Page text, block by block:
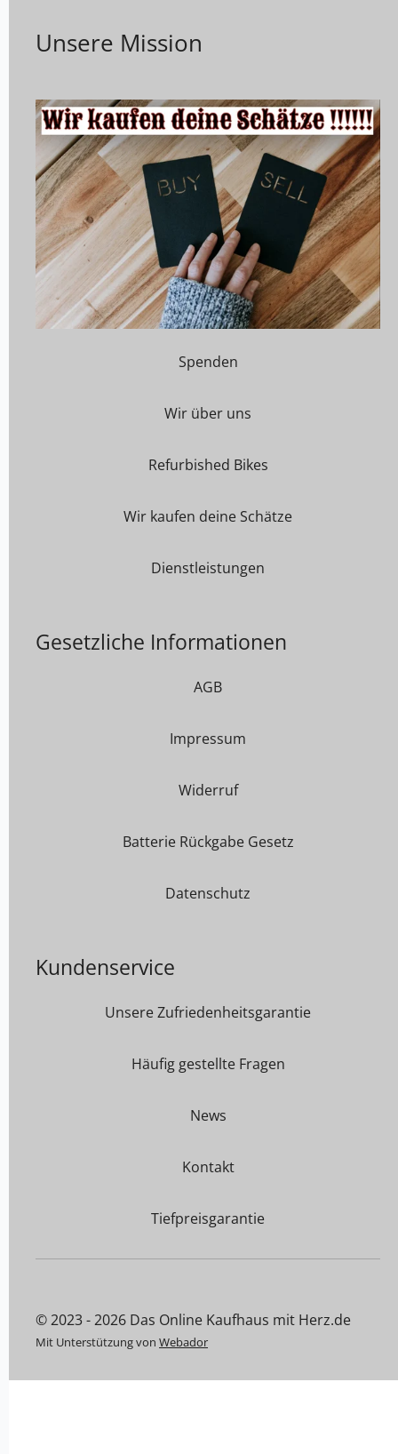
Unsere Mission
Spenden
Wir über uns
Refurbished Bikes
Wir kaufen deine Schätze
Dienstleistungen
Gesetzliche Informationen
AGB
Impressum
Widerruf
Batterie Rückgabe Gesetz
Datenschutz
Kundenservice
Unsere Zufriedenheitsgarantie
Häufig gestellte Fragen
News
Kontakt
Tiefpreisgarantie
© 2023 - 2026 Das Online Kaufhaus mit Herz.de
Mit Unterstützung von Webador